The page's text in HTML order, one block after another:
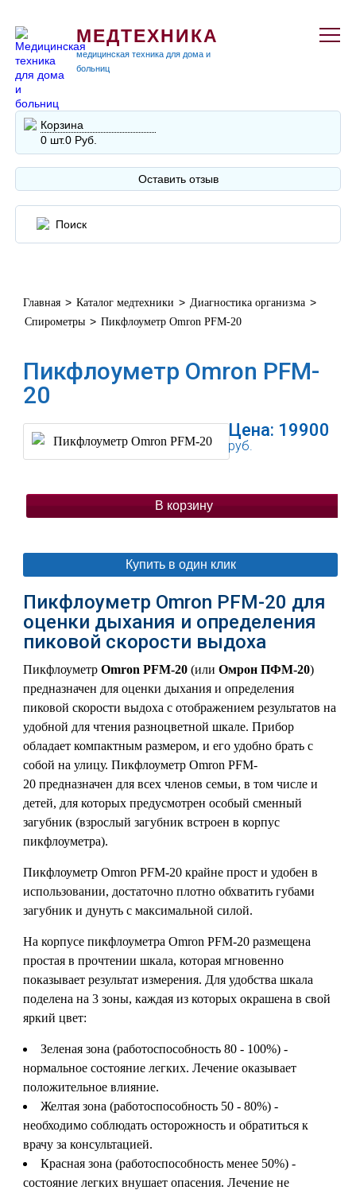
МЕДТЕХНИКА
медицинская техника для дома и
больниц
Корзина
0 шт.0 Руб.
Оставить отзыв
Главная > Каталог медтехники > Диагностика организма >
Спирометры > Пикфлоуметр Omron PFM-20
Пикфлоуметр Omron PFM-
20
Цена: 19900
руб.
В корзину
Купить в один клик
Пикфлоуметр Omron PFM-20 для
оценки дыхания и определения
пиковой скорости выдоха
ПикфлоуметрOmron PFM-20 (илиОмрон ПФМ-20)
предназначен для оценки дыхания и определения
пиковой скорости выдоха с отображением результатов на
удобной для чтения разноцветной шкале. Прибор
обладает компактным размером, и его удобно брать с
собой на улицу. Пикфлоуметр Omron PFM-
20 предназначен для всех членов семьи, в том числе и
детей, для которых предусмотрен особый сменный
загубник (взрослый загубник встроен в корпус
пикфлоуметра).
Пикфлоуметр Omron PFM-20 крайне прост и удобен в
использовании, достаточно плотно обхватить губами
загубник и дунуть с максимальной силой.
На корпусе пикфлоуметра Omron PFM-20 размещена
простая в прочтении шкала, которая мгновенно
показывает результат измерения. Для удобства шкала
поделена на 3 зоны, каждая из которых окрашена в свой
яркий цвет:
Зеленая зона (работоспособность 80 - 100%) -
нормальное состояние легких. Лечение оказывает
положительное влияние.
Желтая зона (работоспособность 50 - 80%) -
необходимо соблюдать осторожность и обратиться к
врачу за консультацией.
Красная зона (работоспособность менее 50%) -
состояние легких внушает опасения. Лечение не